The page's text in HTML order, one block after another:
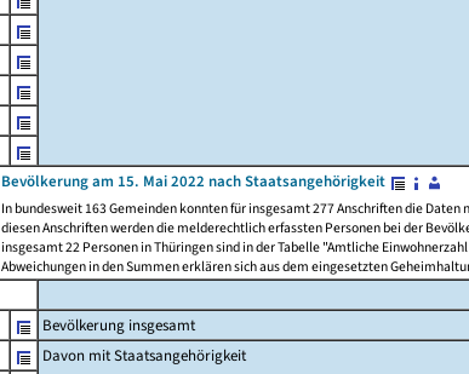
Bevölkerung am 15. Mai 2022 nach Staatsangehörigkeit
In bundesweit 163 Gemeinden konnten für insgesamt 277 Anschriften die
diesen Anschriften werden die melderechtlich erfassten Personen bei der
insgesamt 22 Personen in Thüringen sind in der Tabelle "Amtliche
Abweichungen in den Summen erklären sich aus dem eingesetzten
Bevölkerung insgesamt
Davon mit Staatsangehörigkeit